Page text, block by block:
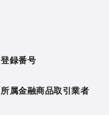
登録番号
所属金融商品取引業者